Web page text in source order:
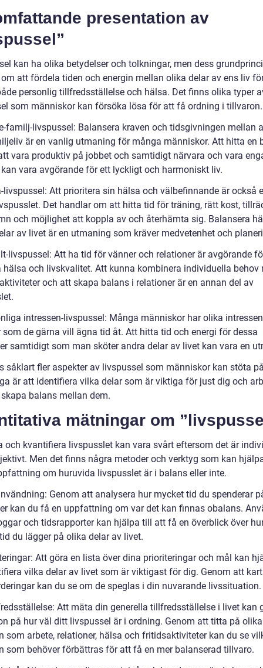
presentation av
kan ha olika betydelser och tolkningar, men dess
att fördela tiden och energin mellan olika delar av ens liv
personlig tillfredsställelse och hälsa. Det finns olika typer
som människor kan försöka lösa för att få ordning i tillvaron.
familj-livspussel: Balansera kraven och tidsgivningen mellan
är en vanlig utmaning för många människor. Att hitta en
vara produktiv på jobbet och samtidigt närvara och vara
vara avgörande för ett lyckligt och harmoniskt liv.
livspussel: Att prioritera sin hälsa och välbefinnande är också
Det handlar om att hitta tid för träning, rätt kost,
och möjlighet att koppla av och återhämta sig. Balansera
av livet är en utmaning som kräver medvetenhet och
livspussel: Att ha tid för vänner och relationer är avgörande
hälsa och livskvalitet. Att kunna kombinera individuella behov
och att skapa balans i relationer är en annan del av
intressen-livspussel: Många människor har olika
som de gärna vill ägna tid åt. Att hitta tid och energi för dessa
samtidigt som man sköter andra delar av livet kan vara en
såklart fler aspekter av livspussel som människor kan stöta
är att identifiera vilka delar som är viktiga för just dig och
balans mellan dem.
mätningar om
och kvantifiera livspusslet kan vara svårt eftersom det är
Men det finns några metoder och verktyg som kan
om huruvida livspusslet är i balans eller inte.
Genom att analysera hur mycket tid du spenderar
kan du få en uppfattning om var det kan finnas obalans.
och tidsrapporter kan hjälpa till att få en överblick över
du lägger på olika delar av livet.
Att göra en lista över dina prioriteringar och mål kan
vilka delar av livet som är viktigast för dig. Genom att
kan du se om de speglas i din nuvarande livssituation.
Att mäta din generella tillfredsställelse i livet kan
på hur väl ditt livspussel är i ordning. Genom att titta på olika
som arbete, relationer, hälsa och fritidsaktiviteter kan du se
som behöver förbättras för att få en mer balanserad tillvaro.